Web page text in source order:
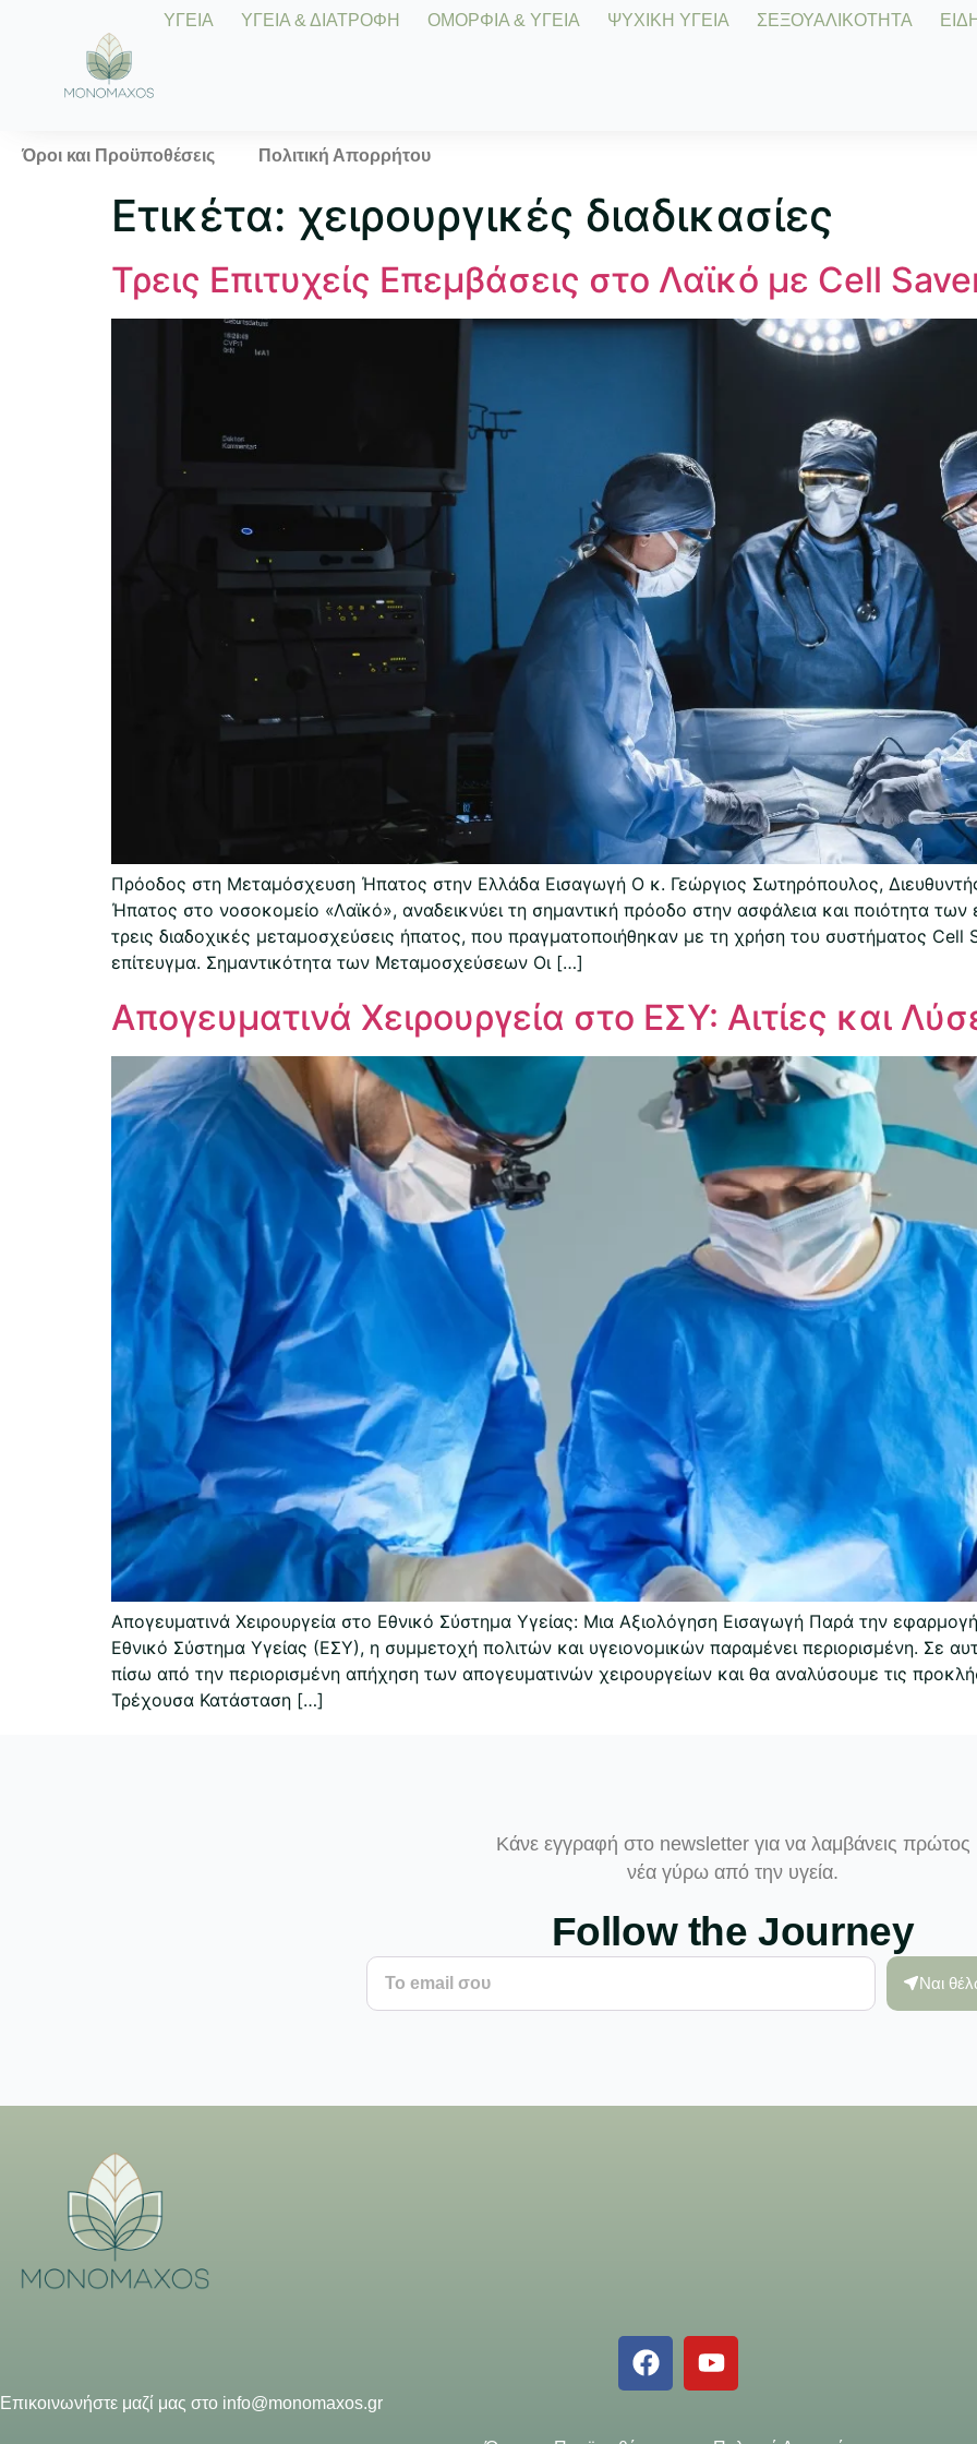
ΥΓΕΙΑ ΥΓΕΙΑ & ΔΙΑΤΡΟΦΗ ΟΜΟΡΦΙΑ & ΥΓΕΙΑ ΨΥΧΙΚΗ ΥΓΕΙΑ ΣΕΞΟΥΑΛΙΚΟΤΗΤΑ
Όροι και Προϋποθέσεις Πολιτική Απορρήτου
Ετικέτα: χειρουργικές διαδικασίες
Τρεις Επιτυχείς Επεμβάσεις στο Λαϊκό με Cell
Πρόοδος στη Μεταμόσχευση Ήπατος στην Ελλάδα Εισαγωγή Ο κ. Γεώργιος Σωτηρόπουλος,
Ήπατος στο νοσοκομείο «Λαϊκό», αναδεικνύει τη σημαντική πρόοδο στην ασφάλεια και ποιότητα
τρεις διαδοχικές μεταμοσχεύσεις ήπατος, που πραγματοποιήθηκαν με τη χρήση του συστήματος Cell
επίτευγμα. Σημαντικότητα των Μεταμοσχεύσεων Οι […]
Απογευματινά Χειρουργεία στο ΕΣΥ: Αιτίες και
Απογευματινά Χειρουργεία στο Εθνικό Σύστημα Υγείας: Μια Αξιολόγηση Εισαγωγή Παρά την
Εθνικό Σύστημα Υγείας (ΕΣΥ), η συμμετοχή πολιτών και υγειονομικών παραμένει περιορισμένη. Σε
πίσω από την περιορισμένη απήχηση των απογευματινών χειρουργείων και θα αναλύσουμε τις
Τρέχουσα Κατάσταση […]
Κάνε εγγραφή στο newsletter για να λαμβάνεις πρώτος
νέα γύρω από την υγεία.
Follow the Journey
Ναι
Επικοινωνήστε μαζί μας στο info@monomaxos.gr